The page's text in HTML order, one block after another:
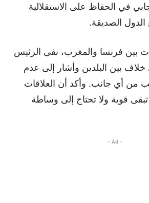
في الحفاظ على الاستقلالية
الدول الصديقة.
بين فرنسا والمغرب، نفى الرئيس
خلاف بين البلدين وأشار إلى عدم
أي جانب. وأكد أن العلاقات
قوية ولا تحتاج إلى وساطة
- Ad -